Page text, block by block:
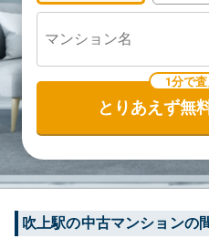
1分で
とりあえず無
吹上駅の中古マンションの